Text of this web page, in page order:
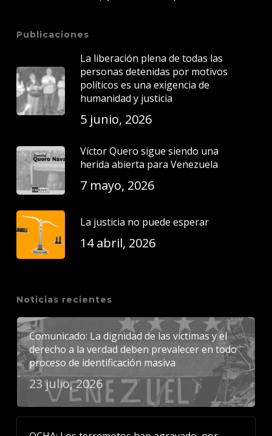
Publicaciones
La liberación plena de todas las
personas detenidas por motivos
políticos es una exigencia de
humanidad y justicia
5 junio, 2026
Víctor Quero sigue siendo una
herida abierta para Venezuela
7 mayo, 2026
La justicia no puede esperar
14 abril, 2026
Noticias recientes
Comunicado: La dignidad de las víctimas y el
derecho a la verdad deben prevalecer en todo
proceso de identificación masiva
23 julio, 2026